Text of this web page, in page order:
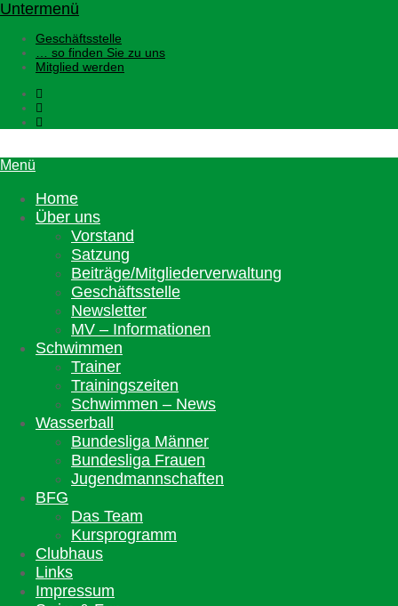
Untermenü
Geschäftsstelle
… so finden Sie zu uns
Mitglied werden
Menü
Home
Über uns
Vorstand
Satzung
Beiträge/Mitgliederverwaltung
Geschäftsstelle
Newsletter
MV – Informationen
Schwimmen
Trainer
Trainingszeiten
Schwimmen – News
Wasserball
Bundesliga Männer
Bundesliga Frauen
Jugendmannschaften
BFG
Das Team
Kursprogramm
Clubhaus
Links
Impressum